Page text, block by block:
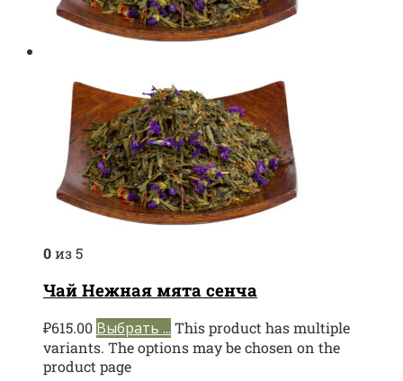
0из 5
Чай Нежная мята сенча
₽615.00 Выбрать ... This product has multiple
variants. The options may be chosen on the
product page